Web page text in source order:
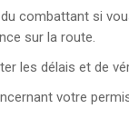
combattant si
sur la route.
les délais et de
votre